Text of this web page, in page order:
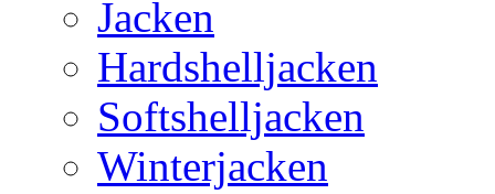
Jacken
Hardshelljacken
Softshelljacken
Winterjacken